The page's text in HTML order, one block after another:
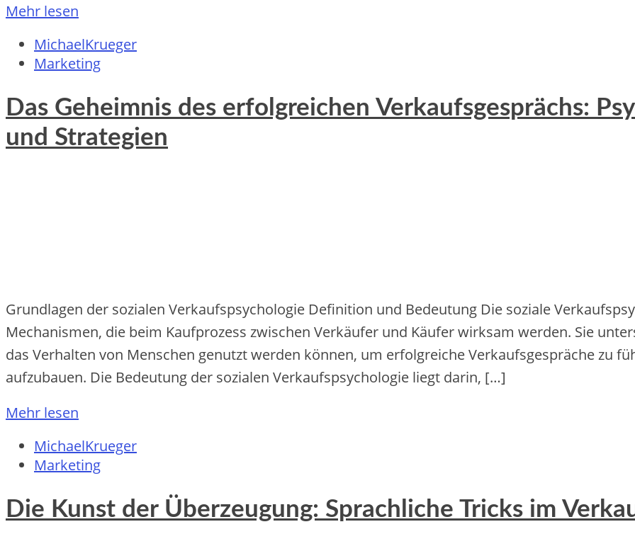
Mehr lesen
MichaelKrueger
Marketing
Das Geheimnis des erfolgreichen Verkaufsgesprächs:
und Strategien
Grundlagen der sozialen Verkaufspsychologie Definition und Bedeutung Die soziale
Mechanismen, die beim Kaufprozess zwischen Verkäufer und Käufer wirksam werden. Sie
das Verhalten von Menschen genutzt werden können, um erfolgreiche Verkaufsgespräche zu
aufzubauen. Die Bedeutung der sozialen Verkaufspsychologie liegt darin, […]
Mehr lesen
MichaelKrueger
Marketing
Die Kunst der Überzeugung: Sprachliche Tricks im